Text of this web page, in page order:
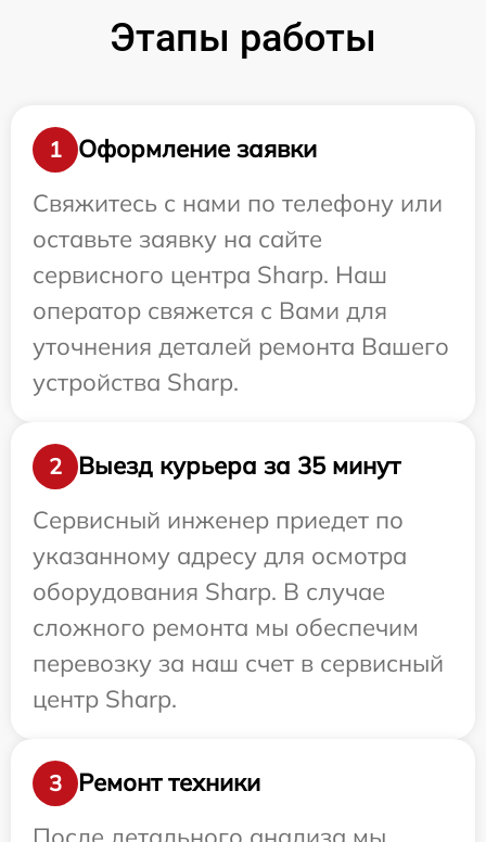
Этапы работы
1
Оформление заявки
Свяжитесь с нами по телефону или
оставьте заявку на сайте
сервисного центра Sharp. Наш
оператор свяжется с Вами для
уточнения деталей ремонта Вашего
устройства Sharp.
2
Выезд курьера за 35 минут
Сервисный инженер приедет по
указанному адресу для осмотра
оборудования Sharp. В случае
сложного ремонта мы обеспечим
перевозку за наш счет в сервисный
центр Sharp.
3
Ремонт техники